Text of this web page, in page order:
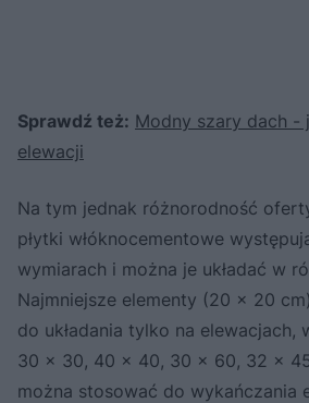
Sprawdź też: Modny szary dach
elewacji
Na tym jednak różnorodność
płytki włóknocementowe
wymiarach i można je układać w
Najmniejsze elementy (20 x 20
do układania tylko na elewacjach,
30 x 30, 40 x 40, 30 x 60, 32 x
można stosować do wykańczania